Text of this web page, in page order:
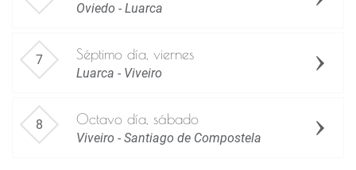
Oviedo - Luarca
Séptimo día, viernes
Luarca - Viveiro
Octavo día, sábado
Viveiro - Santiago de Compostela